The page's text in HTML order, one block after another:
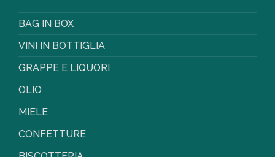
BAG IN BOX
VINI IN BOTTIGLIA
GRAPPE E LIQUORI
OLIO
MIELE
CONFETTURE